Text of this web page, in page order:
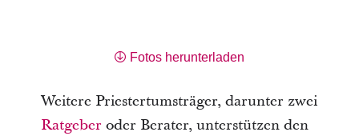
Fotos herunterladen
Weitere Priestertumsträger, darunter zwei
Ratgeber oder Berater, unterstützen den